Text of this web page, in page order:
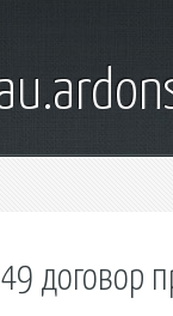
договор